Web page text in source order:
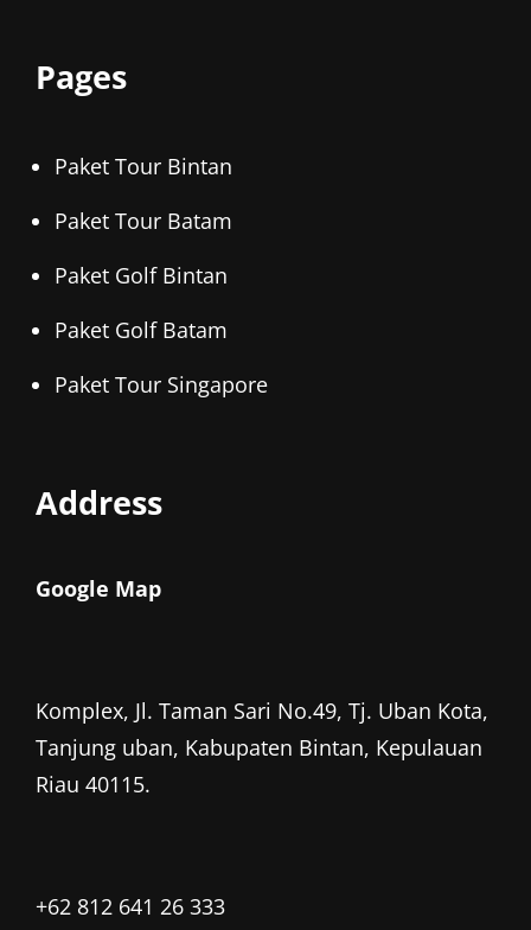
Pages
Paket Tour Bintan
Paket Tour Batam
Paket Golf Bintan
Paket Golf Batam
Paket Tour Singapore
Address
Google Map
Komplex, Jl. Taman Sari No.49, Tj. Uban Kota,
Tanjung uban, Kabupaten Bintan, Kepulauan
Riau 40115.
+62 812 641 26 333